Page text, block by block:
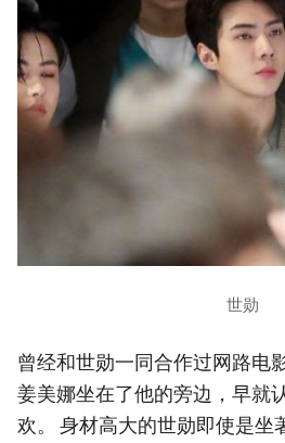
世勋
曾经和世勋一同合作过网路电
姜美娜坐在了他的旁边，早就
欢。 身材高大的世勋即使是坐